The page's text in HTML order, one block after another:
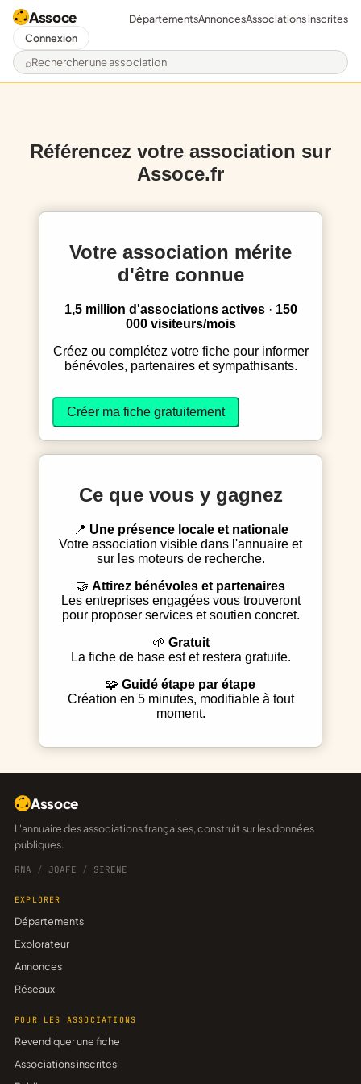
Assoce
Rechercher une association
DépartementsAnnoncesAssociations inscrites
Connexion
Référencez votre association sur
Assoce.fr
Votre association mérite
d'être connue
1,5 million d'associations actives· 150
000 visiteurs/mois
Créez ou complétez votre fiche pour informer
bénévoles, partenaires et sympathisants.
Créer ma fiche gratuitement
Ce que vous y gagnez
Une présence locale et nationale
Votre association visible dans l'annuaire et
sur les moteurs de recherche.
Attirez bénévoles et partenaires
Les entreprises engagées vous trouveront
pour proposer services et soutien concret.
Gratuit
La fiche de base est et restera gratuite.
Guidé étape par étape
Création en 5 minutes, modifiable à tout
moment.
Assoce
L'annuaire des associations françaises, construit sur les données
publiques.
RNA / JOAFE / SIRENE
EXPLORER
Départements
Explorateur
Annonces
Réseaux
POUR LES ASSOCIATIONS
Revendiquer une fiche
Associations inscrites